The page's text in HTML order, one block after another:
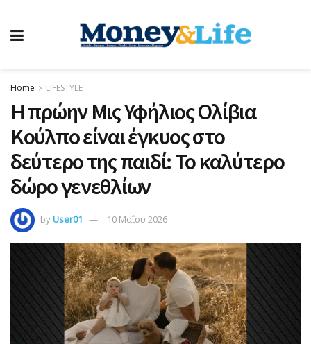
Home LIFESTYLE
Η πρώην Μις Υφήλιος Ολίβια
Κούλπo είναι έγκυος στο
δεύτερο της παιδί: Το καλύτερο
δώρο γενεθλίων
byUser01 10 Μαΐου 2026